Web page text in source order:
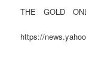
ョ
THE GOLD
https://